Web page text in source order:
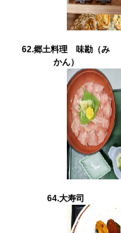
62.郷土料理 味勘（み
かん）
64.大寿司